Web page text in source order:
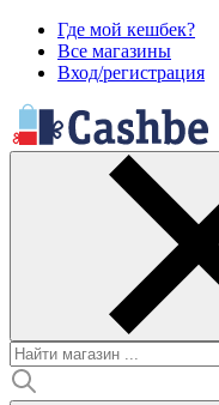
Где мой кешбек?
Все магазины
Вход/регистрация